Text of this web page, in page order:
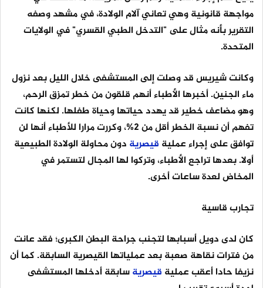
مواجهة قانونية وهي تعاني آلام الولادة، في مشهد وصفه
التقرير بأنه مثال على "التدخل الطبي القسري" في الولايات
المتحدة.
وكانت شيريس قد وصلت إلى المستشفى خلال الليل بعد نزول
ماء الجنين. أخبرها الأطباء أنهم قلقون من خطر تمزق الرحم،
وهو مضاعف خطير قد يهدد حياتها وحياة طفلها. لكنها كانت
تفهم أن نسبة الخطر أقل من 2%، وكررت مرارا للأطباء أنها لن
توافق على إجراء عملية قيصرية دون محاولة الولادة الطبيعية
أولا. بعدها تراجع الأطباء، وتركوا لها المجال لتستمر في
المخاض لعدة ساعات أخرى.
تجارب قاسية
كان لدى دويل أسبابها لتجنب جراحة البطن الكبرى؛ فقد عانت
من فترات نقاهة صعبة بعد عملياتها القيصرية السابقة. كما أن
نزيفا حادا أعقب عملية قيصريةسابقة أدخلها المستشفى